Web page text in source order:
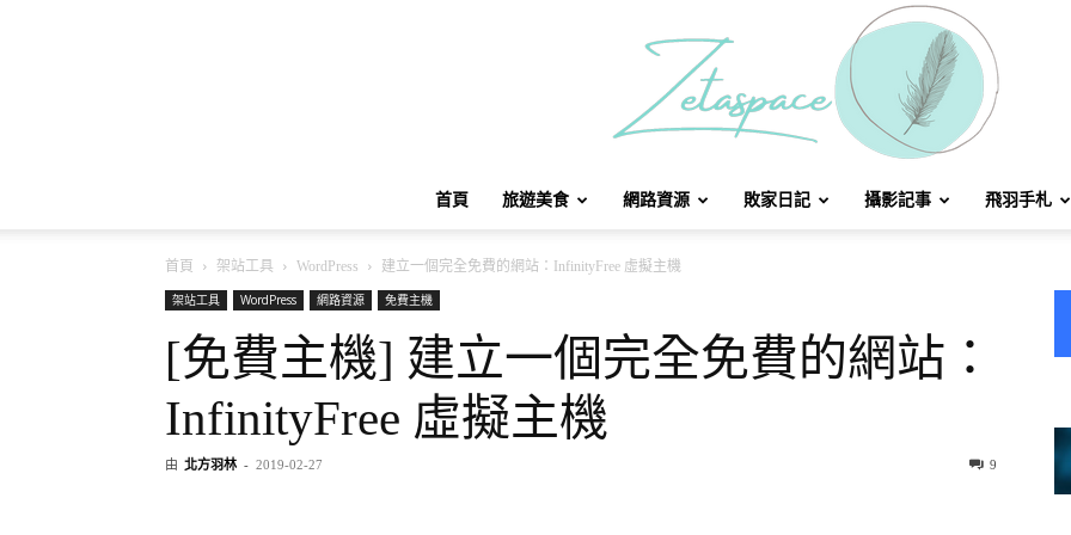
首頁 旅遊美食 網路資源 敗家日記 攝影記事 飛羽手札
首頁 架站工具 WordPress
建立一個完全免費的網站：InfinityFree 虛擬主機
架站工具
WordPress 網路資源 免費主機
[免費主機] 建立一個完全免費的網站：
InfinityFree 虛擬主機
由 北方羽林 - 2019-02-27 9